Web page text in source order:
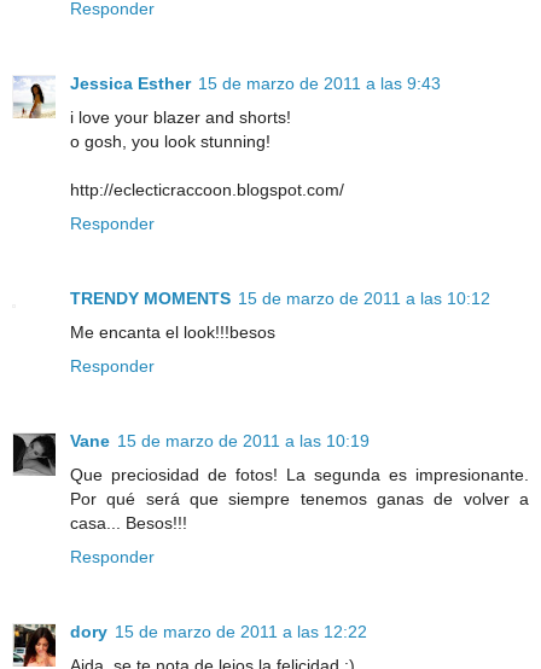
Responder
Jessica Esther 15 de marzo de 2011 a las 9:43
i love your blazer and shorts!
o gosh, you look stunning!
http://eclecticraccoon.blogspot.com/
Responder
TRENDY MOMENTS 15 de marzo de 2011 a las 10:12
Me encanta el look!!!besos
Responder
Vane 15 de marzo de 2011 a las 10:19
Que preciosidad de fotos! La segunda es impresionante.
Por qué será que siempre tenemos ganas de volver a
casa... Besos!!!
Responder
dory 15 de marzo de 2011 a las 12:22